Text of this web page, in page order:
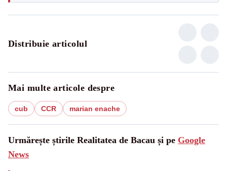
Distribuie articolul
Mai multe articole despre
cub CCR marian enache
Urmărește știrile Realitatea de Bacau și pe Google
News